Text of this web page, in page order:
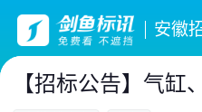
安徽
【招标公告】气缸